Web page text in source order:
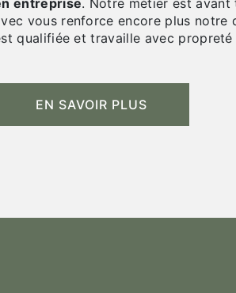
entreprise. Notre métier est
vous renforce encore plus notre
qualifiée et travaille avec propreté
EN SAVOIR PLUS